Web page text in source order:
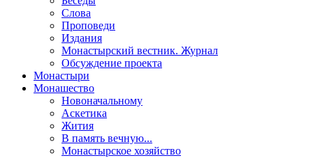
Слова
Проповеди
Издания
Монастырский вестник. Журнал
Обсуждение проекта
Монастыри
Монашество
Новоначальному
Аскетика
Жития
В память вечную...
Монастырское хозяйство